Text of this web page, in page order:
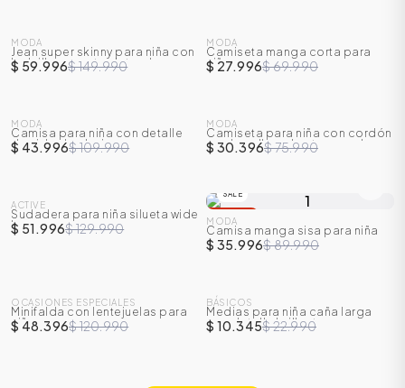
-60%
MODA
Jean super skinny para niña con
bolsillos y cortes laterales
$ 59.996$ 149.990
-60%
MODA
Camiseta manga corta para
niña
$ 27.996$ 69.990
-60%
MODA
Camisa para niña con detalle
de nido de abejas
$ 43.996$ 109.990
-60%
MODA
Camiseta para niña con cordón
en el cuello y abertura en el
lateral
$ 30.396$ 75.990
-60%
ACTIVE
Sudadera para niña silueta wide
leg
$ 51.996$ 129.990
-60
SALE
MODA
Camisa manga sisa para niña
$ 35.996$ 89.990
- 60%
OCASIONES ESPECIALES
Minifalda con lentejuelas para
niña
$ 48.396$ 120.990
-55%
BÁSICOS
Medias para niña caña larga
con detalle brillante
$ 10.345$ 22.990